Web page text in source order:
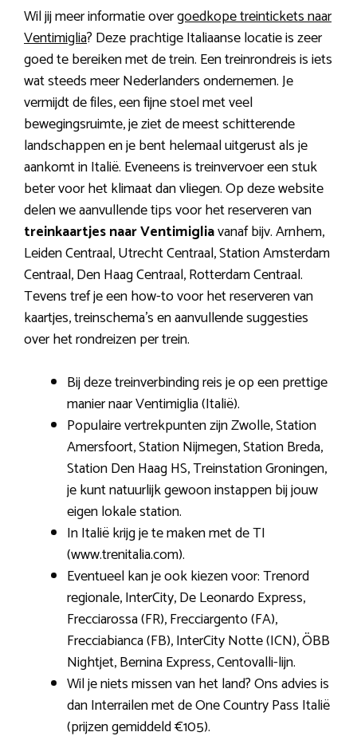
Wil jij meer informatie overgoedkope treintickets naar
Ventimiglia? Deze prachtige Italiaanse locatie is zeer
goed te bereiken met de trein. Een treinrondreis is iets
wat steeds meer Nederlanders ondernemen. Je
vermijdt de files, een fijne stoel met veel
bewegingsruimte, je ziet de meest schitterende
landschappen en je bent helemaal uitgerust als je
aankomt in Italië. Eveneens is treinvervoer een stuk
beter voor het klimaat dan vliegen. Op deze website
delen we aanvullende tips voor het reserveren van
treinkaartjes naar Ventimigliavanaf bijv. Arnhem,
Leiden Centraal, Utrecht Centraal, Station Amsterdam
Centraal, Den Haag Centraal, Rotterdam Centraal.
Tevens tref je een how-to voor het reserveren van
kaartjes, treinschema’s en aanvullende suggesties
over het rondreizen per trein.
Bij deze treinverbinding reis je op een prettige
manier naar Ventimiglia (Italië).
Populaire vertrekpunten zijn Zwolle, Station
Amersfoort, Station Nijmegen, Station Breda,
Station Den Haag HS, Treinstation Groningen,
je kunt natuurlijk gewoon instappen bij jouw
eigen lokale station.
In Italië krijg je te maken met de TI
(www.trenitalia.com).
Eventueel kan je ook kiezen voor: Trenord
regionale, InterCity, De Leonardo Express,
Frecciarossa (FR), Frecciargento (FA),
Frecciabianca (FB), InterCity Notte (ICN), ÖBB
Nightjet, Bernina Express, Centovalli-lijn.
Wil je niets missen van het land? Ons advies is
dan Interrailen met de One Country Pass Italië
(prijzen gemiddeld €105).